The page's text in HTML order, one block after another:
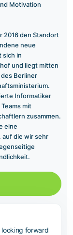
Motivation
2016 den Standort
neue
sich in
und liegt mitten
Berliner
Informatiker
mit
zusammen.
eine
auf die wir sehr
looking forward